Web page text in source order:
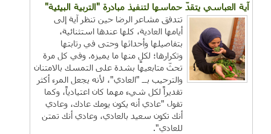
آية العباسي يتقدّ حماسها لتنفيذ مبادرة "التربية البيئية"
تتدفق مشاعر الرضا حين تنظر آية إلى
أيامها العادية، كلها عندها استثنائية،
بتفاصيلها وأحداثها وحتى في رتابتها
وتكرارها؛ لكلٍ منها ما يميزه. وفي كل مرة
تحثّ متابعيها بشدة على التمسك بالامتنان
والترحيب بــ "العادي"، لأنه يجعل المرء أكثر
تقديراً لكل شيء مهما كان اعتيادياً، وكما
تقول "عادي أنه يكون يومك عادك، وعادي
أنك تكون سعيد بالعادي، وعادي أنك تمتن
للعادي".